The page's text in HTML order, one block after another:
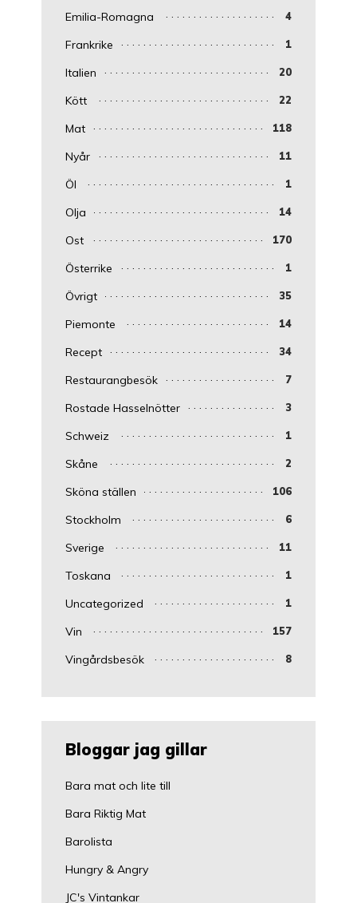
Emilia-Romagna 4
Frankrike 1
Italien 20
Kött 22
Mat 118
Nyår 11
Öl 1
Olja 14
Ost 170
Österrike 1
Övrigt 35
Piemonte 14
Recept 34
Restaurangbesök 7
Rostade Hasselnötter 3
Schweiz 1
Skåne 2
Sköna ställen 106
Stockholm 6
Sverige 11
Toskana 1
Uncategorized 1
Vin 157
Vingårdsbesök 8
Bloggar jag gillar
Bara mat och lite till
Bara Riktig Mat
Barolista
Hungry & Angry
JC's Vintankar